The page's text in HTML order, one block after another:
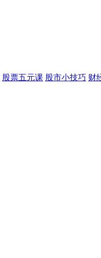
股票五元课 股市小技巧 财